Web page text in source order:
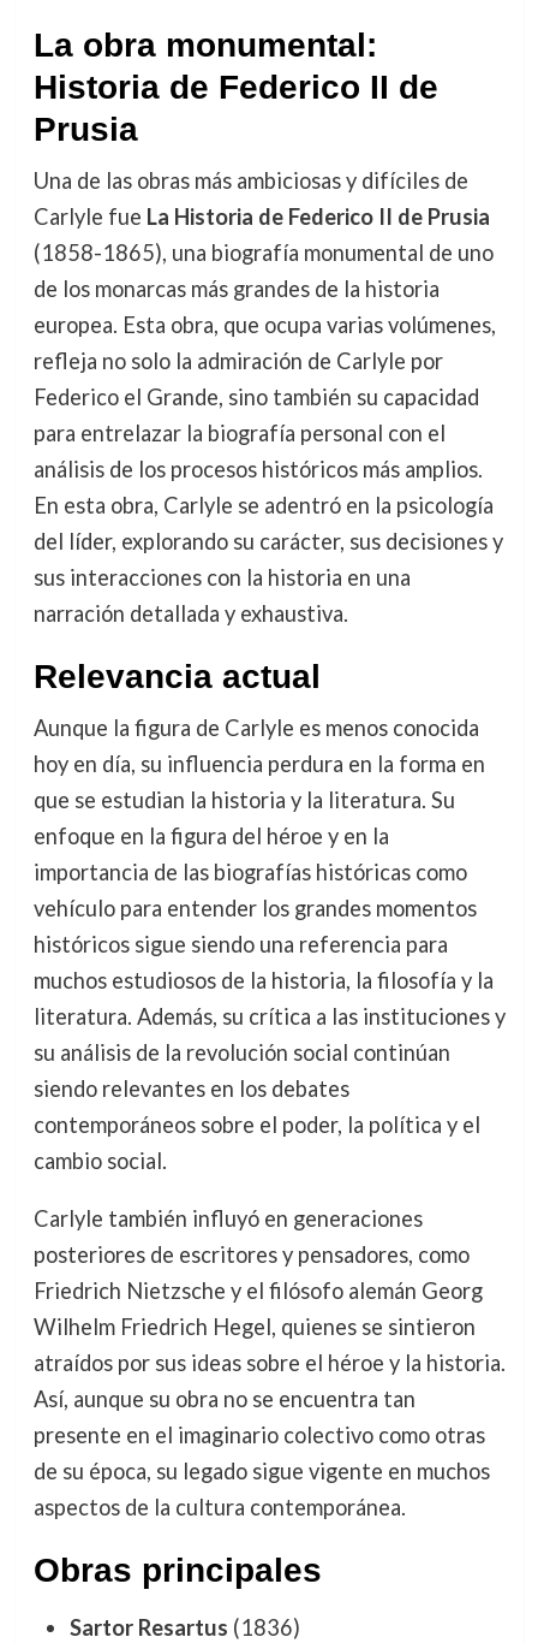
La obra monumental:
Historia de Federico II de
Prusia
Una de las obras más ambiciosas y difíciles de
Carlyle fue La Historia de Federico II de Prusia
(1858-1865), una biografía monumental de uno
de los monarcas más grandes de la historia
europea. Esta obra, que ocupa varias volúmenes,
refleja no solo la admiración de Carlyle por
Federico el Grande, sino también su capacidad
para entrelazar la biografía personal con el
análisis de los procesos históricos más amplios.
En esta obra, Carlyle se adentró en la psicología
del líder, explorando su carácter, sus decisiones y
sus interacciones con la historia en una
narración detallada y exhaustiva.
Relevancia actual
Aunque la figura de Carlyle es menos conocida
hoy en día, su influencia perdura en la forma en
que se estudian la historia y la literatura. Su
enfoque en la figura del héroe y en la
importancia de las biografías históricas como
vehículo para entender los grandes momentos
históricos sigue siendo una referencia para
muchos estudiosos de la historia, la filosofía y la
literatura. Además, su crítica a las instituciones y
su análisis de la revolución social continúan
siendo relevantes en los debates
contemporáneos sobre el poder, la política y el
cambio social.
Carlyle también influyó en generaciones
posteriores de escritores y pensadores, como
Friedrich Nietzsche y el filósofo alemán Georg
Wilhelm Friedrich Hegel, quienes se sintieron
atraídos por sus ideas sobre el héroe y la historia.
Así, aunque su obra no se encuentra tan
presente en el imaginario colectivo como otras
de su época, su legado sigue vigente en muchos
aspectos de la cultura contemporánea.
Obras principales
Sartor Resartus (1836)